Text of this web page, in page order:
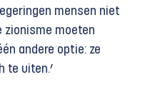
mensen niet
zionisme moeten
andere optie: ze
te uiten.’